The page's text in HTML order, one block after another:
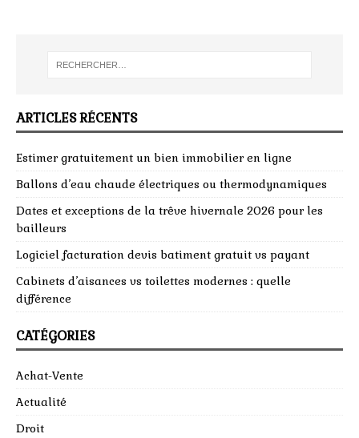
ARTICLES RÉCENTS
Estimer gratuitement un bien immobilier en ligne
Ballons d’eau chaude électriques ou thermodynamiques
Dates et exceptions de la trêve hivernale 2026 pour les
bailleurs
Logiciel facturation devis batiment gratuit vs payant
Cabinets d’aisances vs toilettes modernes : quelle
différence
CATÉGORIES
Achat-Vente
Actualité
Droit